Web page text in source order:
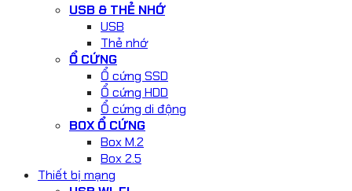
USB & THẺ NHỚ
USB
Thẻ nhớ
Ổ CỨNG
Ổ cứng SSD
Ổ cứng HDD
Ổ cứng di động
BOX Ổ CỨNG
Box M.2
Box 2.5
Thiết bị mạng